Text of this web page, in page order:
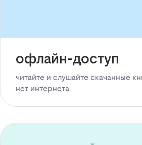
офлайн-доступ
читайте и слушайте скачанные
нет интернета